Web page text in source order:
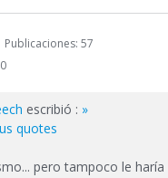
Publicaciones: 57
escribió : »
quotes
pero tampoco le haría